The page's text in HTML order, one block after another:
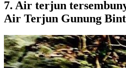
7. Air terjun
Air Terjun Gunung